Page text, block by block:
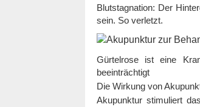
Blutstagnation: Der
sein. So verletzt.
Gürtelrose ist eine
beeinträchtigt
Die Wirkung von
Akupunktur stimuliert